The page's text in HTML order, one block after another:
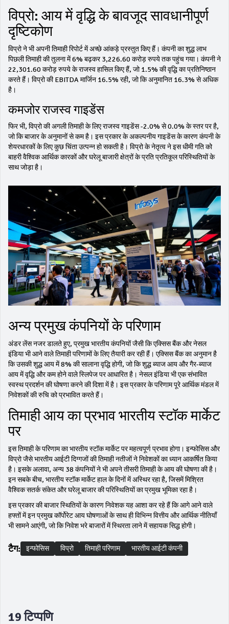
विप्रो: आय में वृद्धि के बावजूद सावधानीपूर्ण
दृष्टिकोण
विप्रो ने भी अपनी तिमाही रिपोर्ट में अच्छे आंकड़े प्रस्तुत किए हैं। कंपनी का शुद्ध लाभ
पिछली तिमाही की तुलना में 6% बढ़कर 3,226.60 करोड़ रुपये तक पहुंच गया। कंपनी ने
22,301.60 करोड़ रुपये के राजस्व हासिल किए हैं, जो 1.5% की वृद्धि का प्रतिनिष्ठान
करते हैं। विप्रो की EBITDA मार्जिन 16.5% रही, जो कि अनुमानित 16.3% से अधिक
है।
कमजोर राजस्व गाइडेंस
फिर भी, विप्रो की अगली तिमाही के लिए राजस्व गाइडेंस -2.0% से 0.0% के स्तर पर है,
जो कि बाजार के अनुमानों से कम है। इस प्रकार के अकल्पनीय गाइडेंस के कारण कंपनी के
शेयरधारकों के लिए कुछ चिंता उत्पन्न हो सकती है। विप्रो के नेतृत्व ने इस धीमी गति को
बाहरी वैश्विक आर्थिक कारकों और घरेलू बाजारी क्षेत्रों के प्रति प्रतिकूल परिस्थितियों के
साथ जोड़ा है।
अन्य प्रमुख कंपनियों के परिणाम
अंडर लेंस नजर डालते हुए, प्रमुख भारतीय कंपनियों जैसी कि एक्सिस बैंक और नेसल
इंडिया भी आने वाले तिमाही परिणामों के लिए तैयारी कर रही हैं। एक्सिस बैंक का अनुमान है
कि उसकी शुद्ध आय में 8% की सालाना वृद्धि होगी, जो कि शुद्ध ब्याज आय और गैर-ब्याज
आय में वृद्धि और कम होने वाले स्लिपेज पर आधारित है। नेसल इंडिया भी एक संभावित
स्वस्थ प्रदर्शन की घोषणा करने की दिशा में है। इस प्रकार के परिणाम पूरे आर्थिक मंडल में
निवेशकों की रुचि को प्रभावित करते हैं।
तिमाही आय का प्रभाव भारतीय स्टॉक मार्केट
पर
इस तिमाही के परिणाम का भारतीय स्टॉक मार्केट पर महत्वपूर्ण प्रभाव होगा। इन्फोसिस और
विप्रो जैसे भारतीय आईटी दिग्गजों की तिमाही नतीजों ने निवेशकों का ध्यान आकर्षित किया
है। इसके अलावा, अन्य 38 कंपनियों ने भी अपने तीसरी तिमाही के आय की घोषणा की है।
इन सबके बीच, भारतीय स्टॉक मार्केट हाल के दिनों में अस्थिर रहा है, जिसमें मिश्रित
वैश्विक सतर्क संकेत और घरेलू बाजार की परिस्थितियों का प्रमुख भूमिका रहा है।
इस प्रकार की बाजार स्थितियों के कारण निवेशक यह आशा कर रहे हैं कि आगे आने वाले
हफ्तों में इन प्रमुख कॉर्पोरेट आय घोषणाओं के साथ ही विभिन्न वित्तीय और आर्थिक नीतियाँ
भी सामने आएंगी, जो कि निवेश भरे बाजारों में स्थिरता लाने में सहायक सिद्ध होगी।
टैग: इन्फोसिस विप्रो तिमाही परिणाम भारतीय आईटी कंपनी
19 टिप्पणि